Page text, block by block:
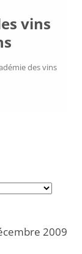
vins
des vins
2009